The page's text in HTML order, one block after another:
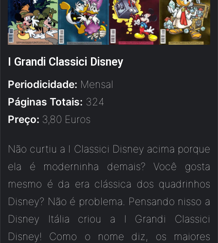
I Grandi Classici Disney
Periodicidade: Mensal
Páginas Totais: 324
Preço: 3,80 Euros
Não curtiu a I Classici Disney acima porque
ela é moderninha demais? Você gosta
mesmo é da era clássica dos quadrinhos
Disney? Não é problema. Pensando nisso a
Disney Itália criou a I Grandi Classici
Disney! Como o nome diz, os maiores